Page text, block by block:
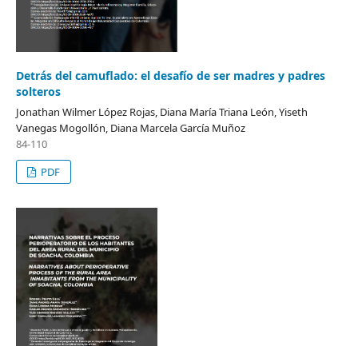
Detrás del camuflado: el desafío de ser madres y padres
solteros
Jonathan Wilmer López Rojas, Diana María Triana León, Yiseth
Vanegas Mogollón, Diana Marcela García Muñoz
84-110
PDF